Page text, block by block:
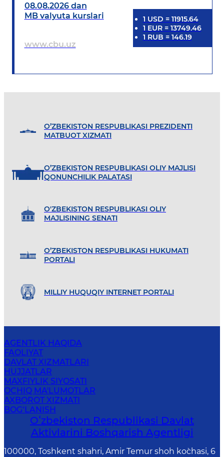
08.08.2026 dan
MB valyuta kurslari
www.cbu.uz
1 USD = 11915.64
1 EUR= 13749.46
1 RUB = 146.19
O’ZBEKISTON RESPUBLIKASI PREZIDENTI
MATBUOT XIZMATI
O’ZBEKISTON RESPUBLIKASI OLIY MAJLISI
QONUNCHILIK PALATASI
O'ZBEKISTON RESPUBLIKASI OLIY
MAJLISINING SENATI
O’ZBEKISTON RESPUBLIKASI HUKUMATI
PORTALI
MILLIY HUQUQIY INTERNET PORTALI
AGENTLIK HAQIDA
FAOLIYAT
DAVLAT XIZMATLARI
HUJJATLAR
MAXFIYLIK SIYOSATI
OCHIQ MA'LUMOTLAR
AXBOROT XIZMATI
BOG‘LANISH
Oʻzbekiston Respublikasi Davlat
Aktivlarini Boshqarish Agentligi
100000, Toshkent shahri, Amir Temur shoh ko`chasi, 6